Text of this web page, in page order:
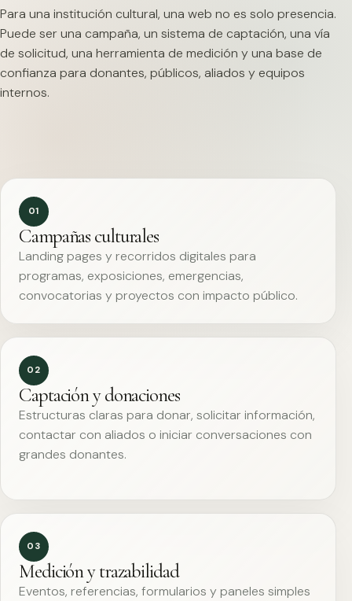
Para una institución cultural, una web no es solo presencia.
Puede ser una campaña, un sistema de captación, una vía
de solicitud, una herramienta de medición y una base de
confianza para donantes, públicos, aliados y equipos
internos.
01
Campañas culturales
Landing pages y recorridos digitales para
programas, exposiciones, emergencias,
convocatorias y proyectos con impacto público.
02
Captación y donaciones
Estructuras claras para donar, solicitar información,
contactar con aliados o iniciar conversaciones con
grandes donantes.
03
Medición y trazabilidad
Eventos, referencias, formularios y paneles simples